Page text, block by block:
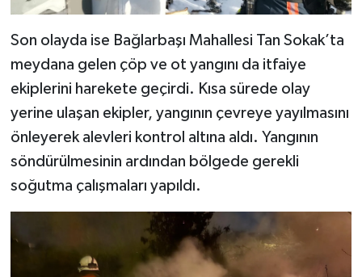
Son olayda ise Bağlarbaşı Mahallesi Tan Sokak’ta
meydana gelen çöp ve ot yangını da itfaiye
ekiplerini harekete geçirdi. Kısa sürede olay
yerine ulaşan ekipler, yangının çevreye yayılmasını
önleyerek alevleri kontrol altına aldı. Yangının
söndürülmesinin ardından bölgede gerekli
soğutma çalışmaları yapıldı.